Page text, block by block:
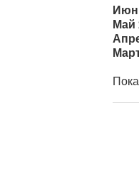
Май